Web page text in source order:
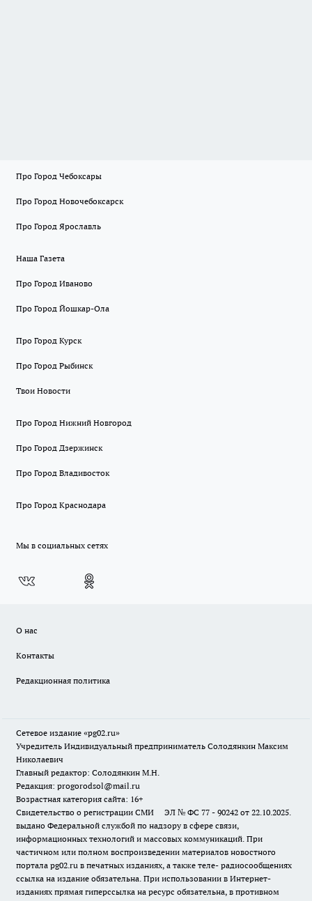
Про Город Чебоксары
Про Город Новочебоксарск
Про Город Ярославль
Наша Газета
Про Город Иваново
Про Город Йошкар-Ола
Про Город Курск
Про Город Рыбинск
Твои Новости
Про Город Нижний Новгород
Про Город Дзержинск
Про Город Владивосток
Про Город Краснодара
Мы в социальных сетях
О нас
Контакты
Редакционная политика
Сетевое издание «pg02.ru»
Учредитель Индивидуальный предприниматель Солодянкин Максим
Николаевич
Главный редактор: Солодянкин М.Н.
Редакция: progorodsol@mail.ru
Возрастная категория сайта: 16+
Свидетельство о регистрации СМИ ЭЛ № ФС 77 - 90242 от 22.10.2025.
выдано Федеральной службой по надзору в сфере связи,
информационных технологий и массовых коммуникаций. При
частичном или полном воспроизведении материалов новостного
портала pg02.ru в печатных изданиях, а также теле- радиосообщениях
ссылка на издание обязательна. При использовании в Интернет-
изданиях прямая гиперссылка на ресурс обязательна, в противном